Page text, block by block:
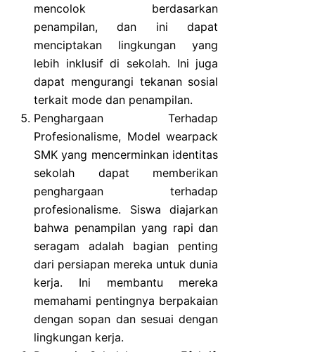
mencolok berdasarkan
penampilan, dan ini dapat
menciptakan lingkungan yang
lebih inklusif di sekolah. Ini juga
dapat mengurangi tekanan sosial
terkait mode dan penampilan.
Penghargaan Terhadap
Profesionalisme, Model wearpack
SMK yang mencerminkan identitas
sekolah dapat memberikan
penghargaan terhadap
profesionalisme. Siswa diajarkan
bahwa penampilan yang rapi dan
seragam adalah bagian penting
dari persiapan mereka untuk dunia
kerja. Ini membantu mereka
memahami pentingnya berpakaian
dengan sopan dan sesuai dengan
lingkungan kerja.